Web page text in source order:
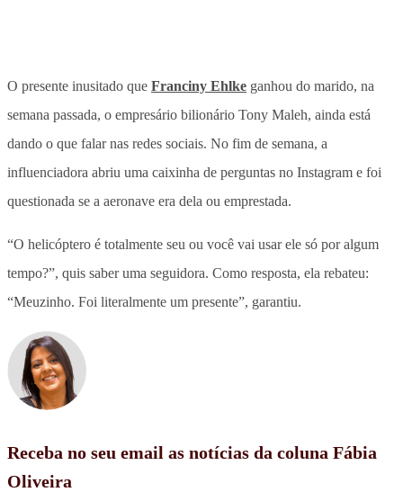
O presente inusitado que Franciny Ehlke ganhou do marido, na
semana passada, o empresário bilionário Tony Maleh, ainda está
dando o que falar nas redes sociais. No fim de semana, a
influenciadora abriu uma caixinha de perguntas no Instagram e foi
questionada se a aeronave era dela ou emprestada.
“O helicóptero é totalmente seu ou você vai usar ele só por algum
tempo?”, quis saber uma seguidora. Como resposta, ela rebateu:
“Meuzinho. Foi literalmente um presente”, garantiu.
Receba no seu email as notícias da coluna Fábia
Oliveira